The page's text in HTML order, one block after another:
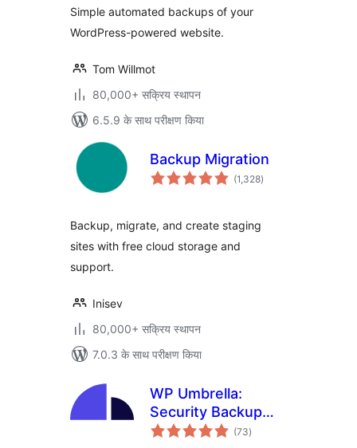
Simple automated backups of your
WordPress-powered website.
Tom Willmot
80,000+ सक्रिय स्थापन
6.5.9 के साथ परीक्षण किया
Backup Migration
(1,328कुल
दर)
Backup, migrate, and create staging
sites with free cloud storage and
support.
Inisev
80,000+ सक्रिय स्थापन
7.0.3 के साथ परीक्षण किया
WP Umbrella:
Security Backup
Restore &
(73कुल
दर)